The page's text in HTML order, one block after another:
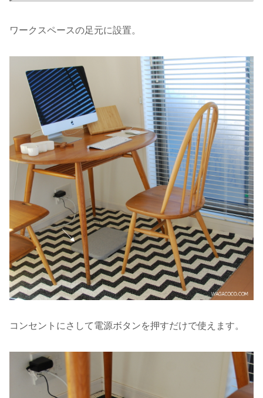
ワークスペースの足元に設置。
コンセントにさして電源ボタンを押すだけで使えます。